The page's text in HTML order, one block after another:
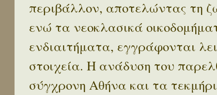
περιβάλλον, αποτελώντας τη
ενώ τα νεοκλασικά
ενδιαιτήματα, εγγράφονται
στοιχεία. Η ανάδυση του
σύγχρονη Αθήνα και τα